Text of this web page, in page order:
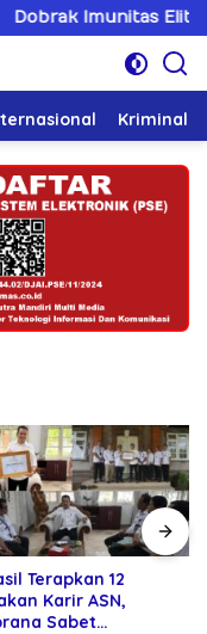
Elit, PPWI Minta
Kriminal
Terapkan 12
Karir ASN,
Sabet